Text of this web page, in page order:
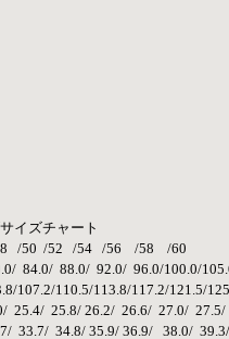
イズチャート
/50  /52   /54   /56    /58    /60
84.0/  88.0/  92.0/  96.0/100.0/
107.2/110.5/113.8/117.2/121.5/
25.4/  25.8/ 26.2/  26.6/  27.0/  27.5/
33.7/  34.8/ 35.9/ 36.9/   38.0/